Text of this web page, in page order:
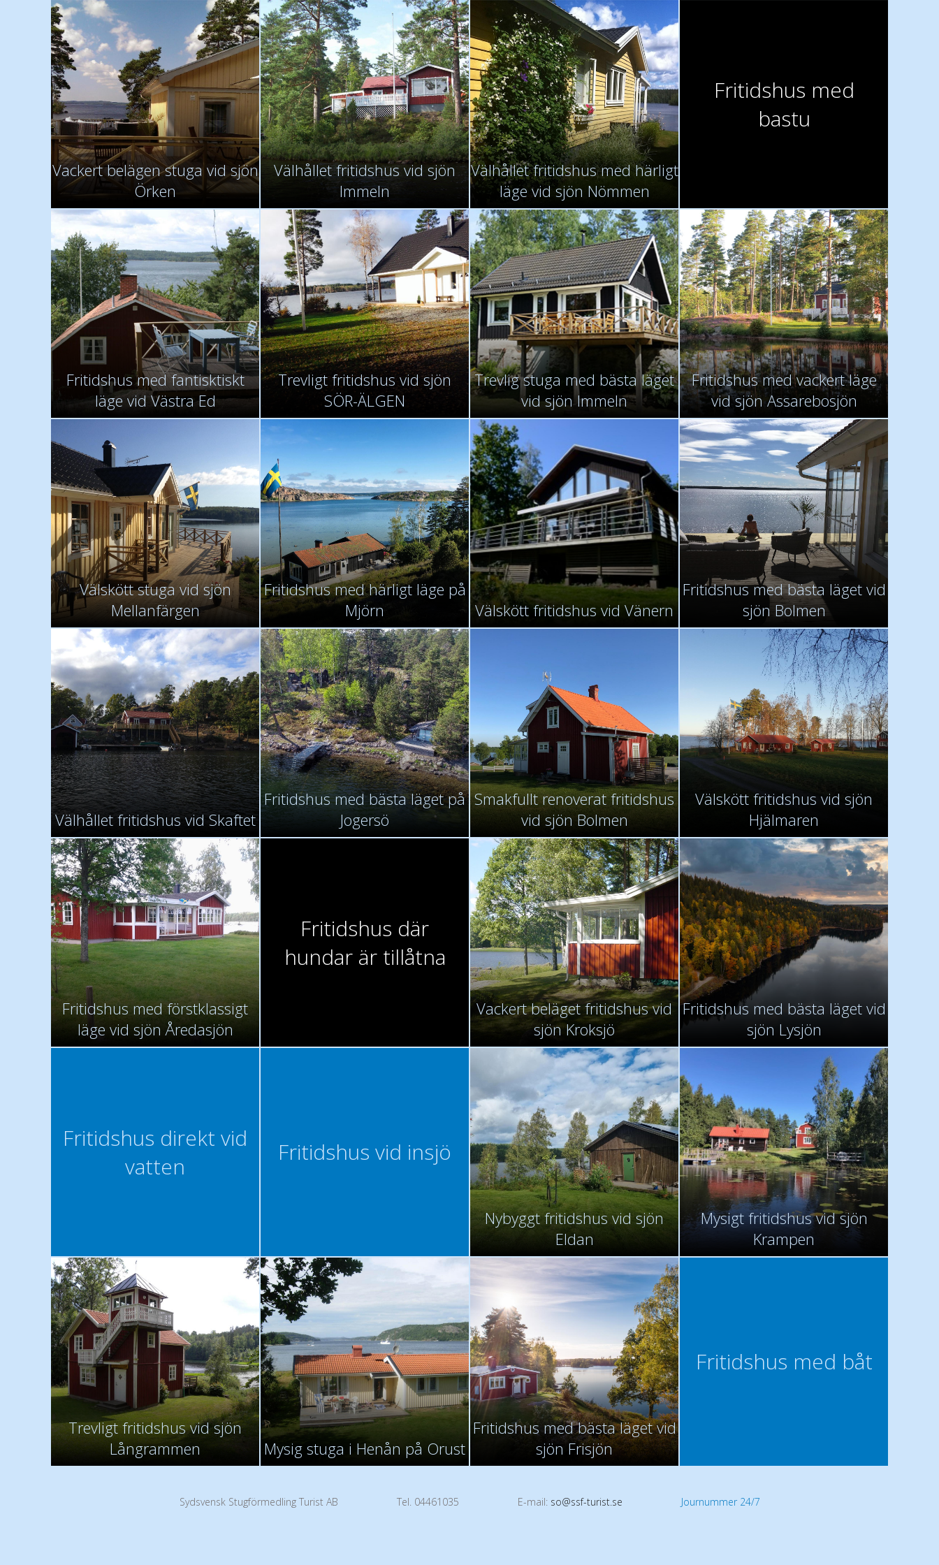
Vackert belägen stuga vid sjön
Örken
Välhållet fritidshus vid sjön
Immeln
Välhållet fritidshus med härligt
läge vid sjön Nömmen
Fritidshus med
bastu
Fritidshus med fantisktiskt
läge vid Västra Ed
Trevligt fritidshus vid sjön
SÖR-ÄLGEN
Trevlig stuga med bästa läget
vid sjön Immeln
Fritidshus med vackert läge
vid sjön Assarebosjön
Välskött stuga vid sjön
Mellanfärgen
Fritidshus med härligt läge på
Mjörn
Välskött fritidshus vid Vänern
Fritidshus med bästa läget vid
sjön Bolmen
Välhållet fritidshus vid Skaftet
Fritidshus med bästa läget på
Jogersö
Smakfullt renoverat fritidshus
vid sjön Bolmen
Välskött fritidshus vid sjön
Hjälmaren
Fritidshus med förstklassigt
läge vid sjön Åredasjön
Fritidshus där
hundar är tillåtna
Vackert beläget fritidshus vid
sjön Kroksjö
Fritidshus med bästa läget vid
sjön Lysjön
Fritidshus direkt vid
vatten
Fritidshus vid insjö
Nybyggt fritidshus vid sjön
Eldan
Mysigt fritidshus vid sjön
Krampen
Trevligt fritidshus vid sjön
Långrammen
Mysig stuga i Henån på Orust
Fritidshus med bästa läget vid
sjön Frisjön
Fritidshus med båt
Sydsvensk Stugförmedling Turist AB Tel. 04461035 E-mail: so@ssf-turist.se Journummer 24/7